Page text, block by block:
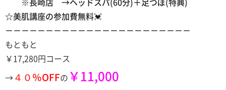
※長崎店 →ヘッドスパ(60分)＋足つぼ(特典)
☆美肌講座の参加費無料💓
－－－－－－－－－－－－－－－－－－－－－－－
もともと
￥17,280円コース
→ ４０％OFFの ￥11,000